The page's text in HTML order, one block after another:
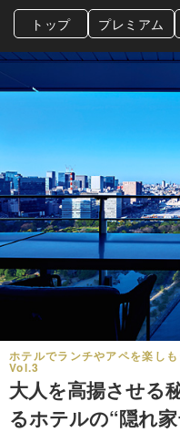
トップ プレミアム
ホテルでランチやアペを楽し
Vol.3
大人を高揚させる
るホテルの“隠れ